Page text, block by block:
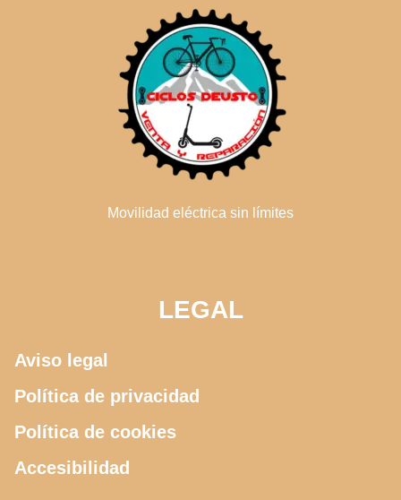
Movilidad eléctrica sin límites
LEGAL
Aviso legal
Política de privacidad
Política de cookies
Accesibilidad